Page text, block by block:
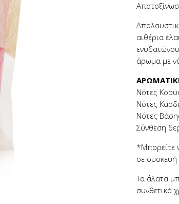
αιθέρια
άρωμα με
Νότες
Νότες
Νότες
Σύνθεση
*Μπορείτε
σε
Τα άλατα
συνθετικά